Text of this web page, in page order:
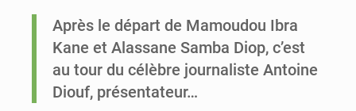
Après le départ de Mamoudou Ibra
Kane et Alassane Samba Diop, c’est
au tour du célèbre journaliste Antoine
Diouf, présentateur…